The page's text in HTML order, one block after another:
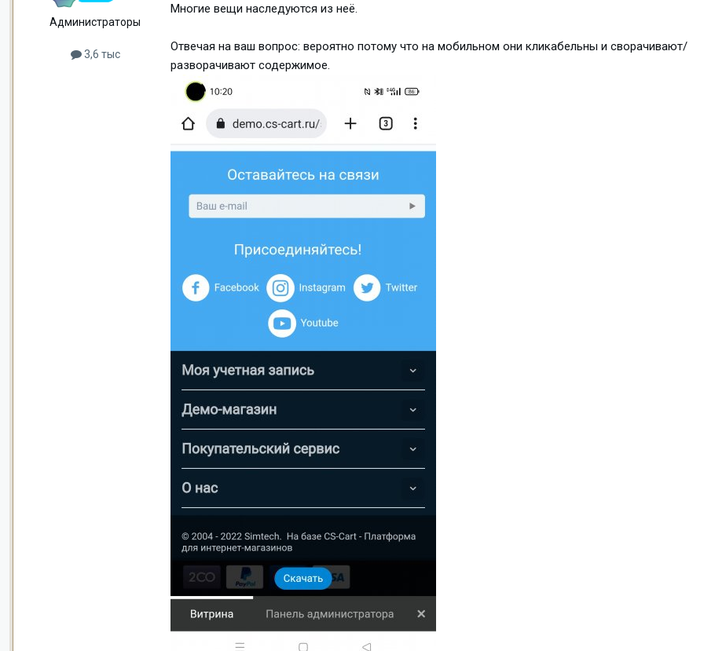
Администраторы
3,6 тыс
Многие вещи наследуются из неё.
Отвечая на ваш вопрос: вероятно потому что на мобильном они кликабельны и сворачивают/
разворачивают содержимое.